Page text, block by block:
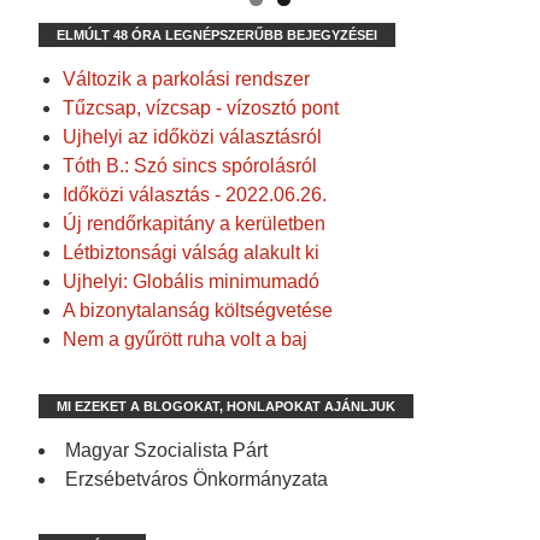
ELMÚLT 48 ÓRA LEGNÉPSZERŰBB BEJEGYZÉSEI
Változik a parkolási rendszer
Tűzcsap, vízcsap - vízosztó pont
Ujhelyi az időközi választásról
Tóth B.: Szó sincs spórolásról
Időközi választás - 2022.06.26.
Új rendőrkapitány a kerületben
Létbiztonsági válság alakult ki
Ujhelyi: Globális minimumadó
A bizonytalanság költségvetése
Nem a gyűrött ruha volt a baj
MI EZEKET A BLOGOKAT, HONLAPOKAT AJÁNLJUK
Magyar Szocialista Párt
Erzsébetváros Önkormányzata